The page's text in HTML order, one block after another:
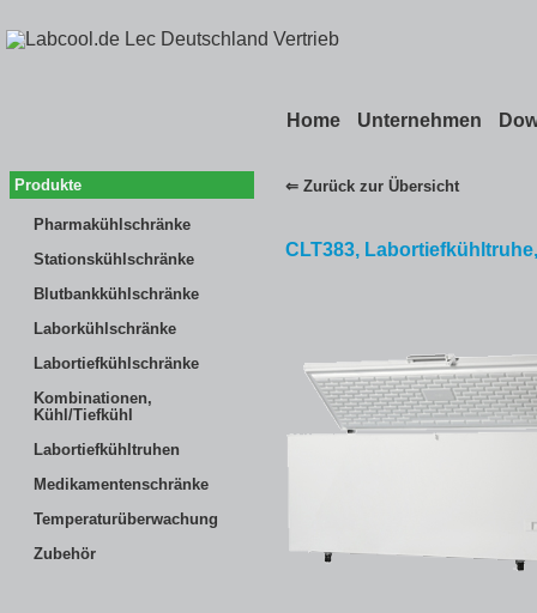
Home Unternehmen
Produkte
Pharmakühlschränke
Stationskühlschränke
Blutbankkühlschränke
Laborkühlschränke
Labortiefkühlschränke
Kombinationen,
Kühl/Tiefkühl
Labortiefkühltruhen
Medikamentenschränke
Temperaturüberwachung
Zubehör
⇐ Zurück zur Übersicht
CLT383,